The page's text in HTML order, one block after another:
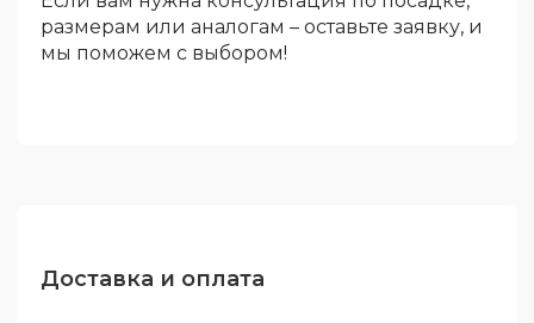
размерам или аналогам – оставьте заявку, и
мы поможем с выбором!
Доставка и оплата